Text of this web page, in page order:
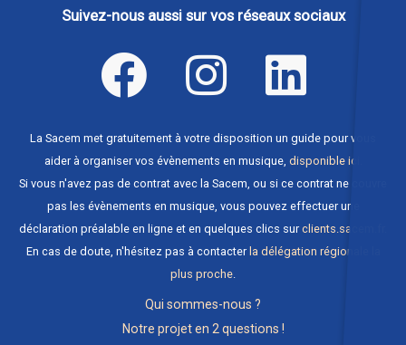
Suivez-nous aussi sur vos réseaux sociaux
La Sacem met gratuitement à votre disposition un guide pour vous
aider à organiser vos évènements en musique, disponible ici
Si vous n'avez pas de contrat avec la Sacem, ou si ce contrat ne couvre
pas les évènements en musique, vous pouvez effectuer une
déclaration préalable en ligne et en quelques clics surclients.sacem.fr
En cas de doute, n'hésitez pas à contacter la délégation régionale la
plus proche.
Qui sommes-nous ?
Notre projet en 2 questions !